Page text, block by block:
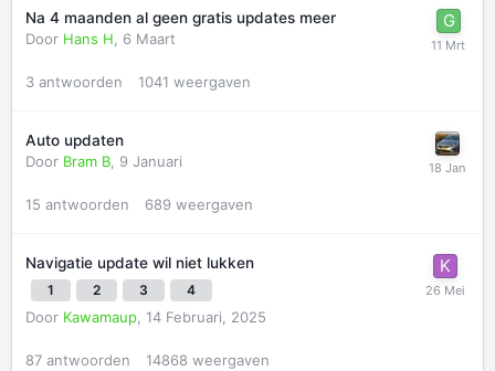
Na 4 maanden al geen gratis updates meer
Door Hans H 6 Maart
3 antwoorden 1041 weergaven
Auto updaten
Door Bram B 9 Januari
15 antwoorden 689 weergaven
Navigatie update wil niet lukken
1 2 3 4
Door Kawamaup 14 Februari, 2025
87 antwoorden 14868 weergaven